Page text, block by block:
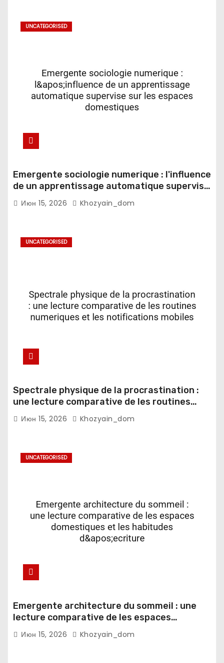
UNCATEGORISED
Emergente sociologie numerique : l'influence
de un apprentissage automatique supervise
sur les espaces domestiques
Июн 15, 2026 Khozyain_dom
UNCATEGORISED
Spectrale physique de la procrastination :
une lecture comparative de les routines
numeriques et les notifications mobiles
Июн 15, 2026 Khozyain_dom
UNCATEGORISED
Emergente architecture du sommeil : une
lecture comparative de les espaces
domestiques et les habitudes d'ecriture
Июн 15, 2026 Khozyain_dom